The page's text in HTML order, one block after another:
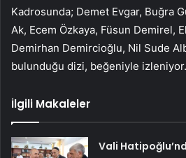
Kadrosunda; Demet Evgar, Buğra
Ak, Ecem Özkaya, Füsun Demirel,
Demirhan Demircioğlu, Nil Sude
bulunduğu dizi, beğeniyle izleniyor.
İlgili Makaleler
Vali